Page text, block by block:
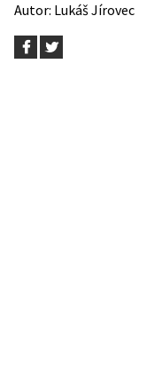
Autor: Lukáš Jírovec